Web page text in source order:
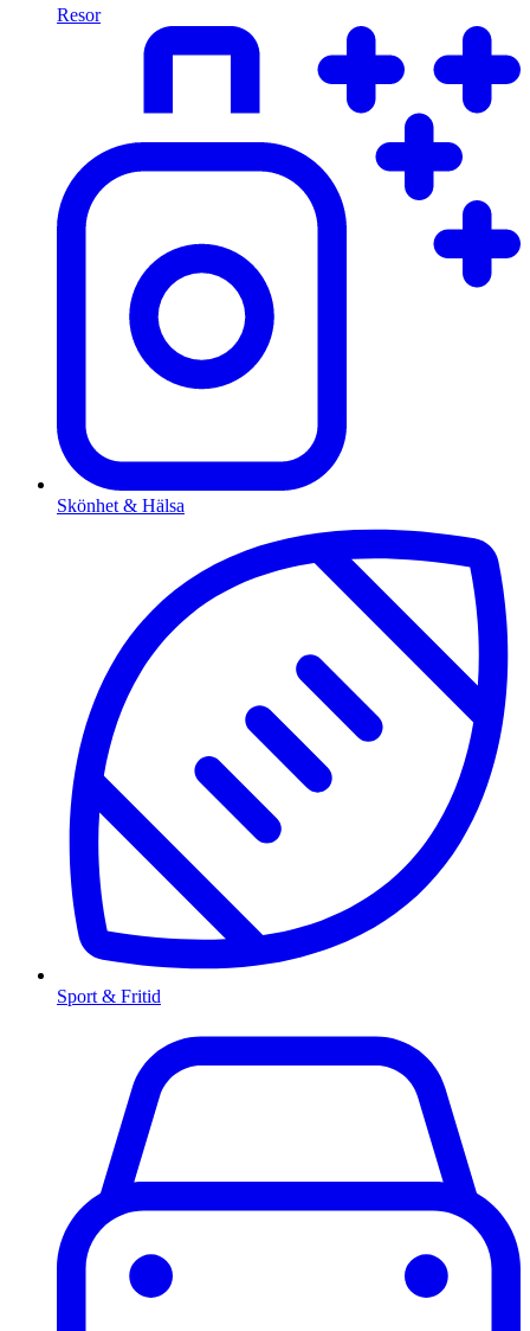
Resor
Skönhet & Hälsa
Sport & Fritid